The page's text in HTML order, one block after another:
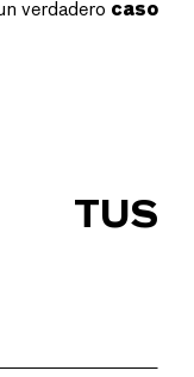
verdadero caso
TUS